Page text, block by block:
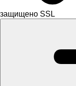
защищено SSL